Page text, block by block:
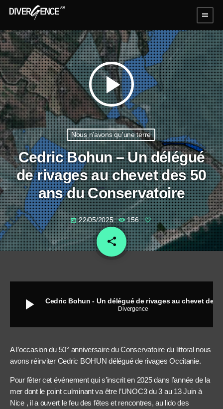
menu
play_arrow
Nous n'avons qu'une terre
Cedric Bohun – Un délégué
de rivages au chevet des 50
ans du Conservatoire
today 22/05/2025 156
share
email
play_arrow Divergence
A l’occasion du 50° anniversaire du Conservatoire du littoral nous
avons réinviter Cedric BOHUN délégué de rivages Occitanie.
Pour fêter cet événement qui s’inscrit en 2025 dans l’année de la
mer dont le point culminant va être l’UNOC3 du 3 au 13 Juin à
Nice , il a ouvert le feu des fêtes et rencontres, au lido des